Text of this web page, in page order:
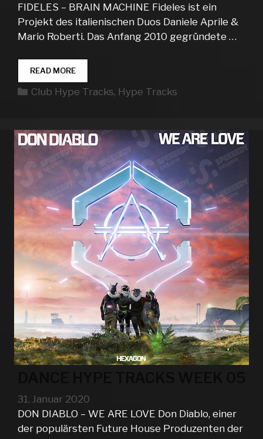
FIDELES – BRAIN MACHINE Fideles ist ein
Projekt des italienischen Duos Daniele Aprile &
Mario Roberti. Das Anfang 2010 gegründete …
READ MORECLUB
HYPE
TRACKS
Kategorien
Club Hype Tracks, Hype Tracks
31. Januar 2020
DON DIABLO – WE ARE LOVE Don Diablo, einer
der populärsten Future House Produzenten der